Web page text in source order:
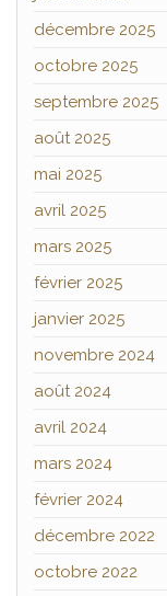
décembre 2025
octobre 2025
septembre 2025
août 2025
mai 2025
avril 2025
mars 2025
février 2025
janvier 2025
novembre 2024
août 2024
avril 2024
mars 2024
février 2024
décembre 2022
octobre 2022